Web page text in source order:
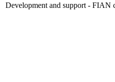
Development and support - FIAN